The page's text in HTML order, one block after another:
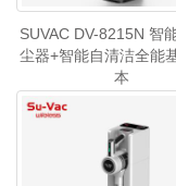
SUVAC DV-8215N 智
尘器+智能自清洁全能
本